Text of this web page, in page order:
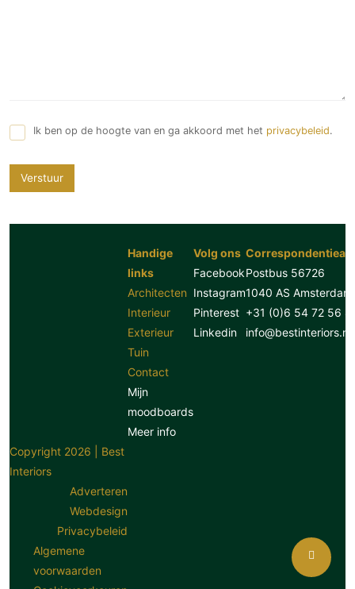
Ik ben op de hoogte van en ga akkoord met het privacybeleid.
Verstuur
Handige
links
Architecten
Interieur
Exterieur
Tuin
Contact
Mijn
moodboards
Meer info
Volg ons
Facebook
Instagram
Pinterest
Linkedin
Postbus 56726
1040 AS Amsterdam
+31 (0)6 54 72 56
info@bestinteriors.nl
Copyright 2026 | Best
Interiors
Adverteren
Webdesign
Privacybeleid
Algemene
voorwaarden